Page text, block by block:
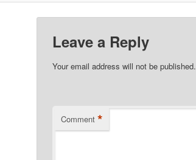
Leave a Reply
Your email address will not be published.
Comment *